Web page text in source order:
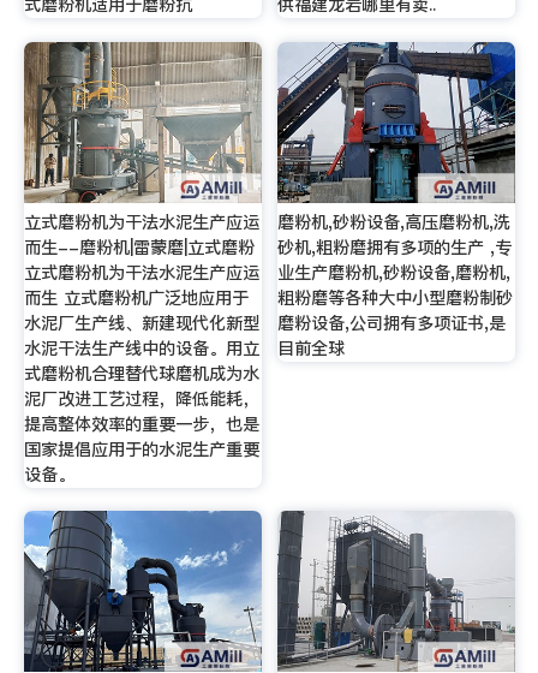
式磨粉机适用于磨粉抗 供福建龙岩哪里有卖..
立式磨粉机为干法水泥生产应运
而生--磨粉机|雷蒙磨|立式磨粉
立式磨粉机为干法水泥生产应运
而生 立式磨粉机广泛地应用于
水泥厂生产线、新建现代化新型
水泥干法生产线中的设备。用立
式磨粉机合理替代球磨机成为水
泥厂改进工艺过程，降低能耗，
提高整体效率的重要一步，也是
国家提倡应用于的水泥生产重要
设备。
磨粉机,砂粉设备,高压磨粉机,洗
砂机,粗粉磨拥有多项的生产 ,专
业生产磨粉机,砂粉设备,磨粉机,
粗粉磨等各种大中小型磨粉制砂
磨粉设备,公司拥有多项证书,是
目前全球